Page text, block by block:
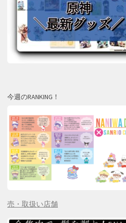
今週のRANKING！
売・取扱い店舗